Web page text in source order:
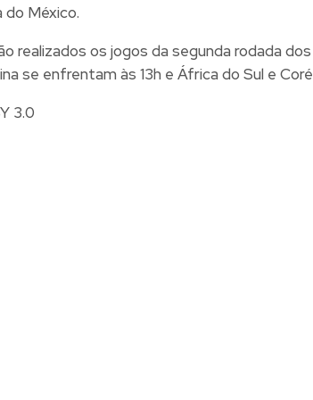
do México.
os jogos da segunda rodada dos
se enfrentam às 13h e África do Sul e
3.0